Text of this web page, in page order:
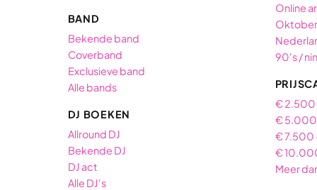
BAND
Bekende band
Coverband
Exclusieve band
Alle bands
DJ BOEKEN
Allround DJ
Bekende DJ
DJ act
Alle DJ's
Online
90's /
€
€ 5.000
€ 7.500
€
Meer